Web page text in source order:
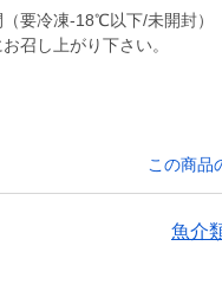
要冷凍-18℃以下/未開封）
召し上がり下さい。
この商品
魚介